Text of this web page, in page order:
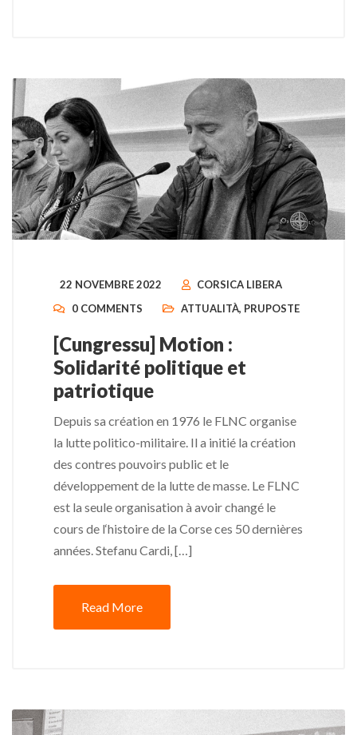
22 NOVEMBRE 2022
CORSICA LIBERA
0 COMMENTS
ATTUALITÀ, PRUPOSTE
[Cungressu] Motion :
Solidarité politique et
patriotique
Depuis sa création en 1976 le FLNC organise
la lutte politico-militaire. Il a initié la création
des contres pouvoirs public et le
développement de la lutte de masse. Le FLNC
est la seule organisation à avoir changé le
cours de l‘histoire de la Corse ces 50 dernières
années. Stefanu Cardi, […]
Read More